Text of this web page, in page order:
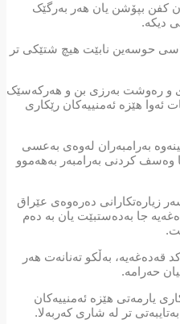
کفن بپۆشن یان هەر بەرگێک
دیکە.
باسی حوسەین نابێت هیچ شتێکی تر
و رەوشت بەرزی بن و هەرکەسێک
ئەوا هێزە ئەمنییەکان رێکاری
بەرامبەران لەوەی بەعسی
وەسف کردنی بەرامبەر بەهەموو
زیارەتکارانی دەرەوەی عێراق
جا بەدەستبێت یان بە دەم
قەدەغەیە، بەڵکو تەنانەت هەر
حەرامە.
یارمەتی هێزە ئەمنییەکان
تر لە شاری کەربەلا.